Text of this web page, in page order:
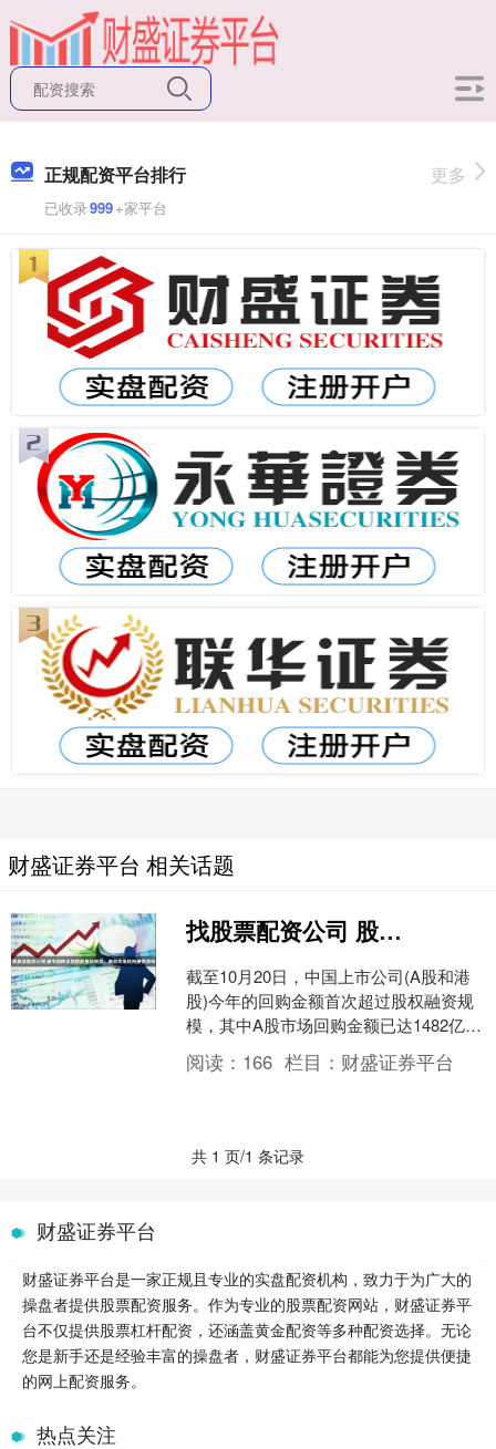
正规配资平台排行
已收录999+家平台
更多
财盛证券平台 相关话题
找股票配资公司 股市回购金额首超股权融资，融资市场转向投资市场
截至10月20日，中国上市公司(A股和港
股)今年的回购金额首次超过股权融资规
模，其中A股市场回购金额已达1482亿
元，港股市场回购金额更高达2021亿
元，两者均....
阅读： 166 栏目： 财盛证券平台
共 1 页/1 条记录
财盛证券平台
财盛证券平台是一家正规且专业的实盘配资机构，致力于为广大的
操盘者提供股票配资服务。作为专业的股票配资网站，财盛证券平
台不仅提供股票杠杆配资，还涵盖黄金配资等多种配资选择。无论
您是新手还是经验丰富的操盘者，财盛证券平台都能为您提供便捷
的网上配资服务。
热点关注